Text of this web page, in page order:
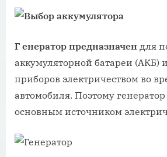
Г енератор предназначен для
аккумуляторной батареи (АКБ)
приборов электричеством во
автомобиля. Поэтому генератор
основным источником